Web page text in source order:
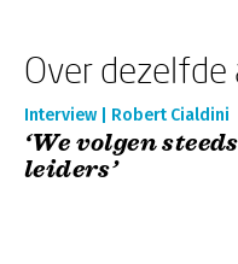
Over
Interview | Robert Cialdini
‘We volgen
leiders’